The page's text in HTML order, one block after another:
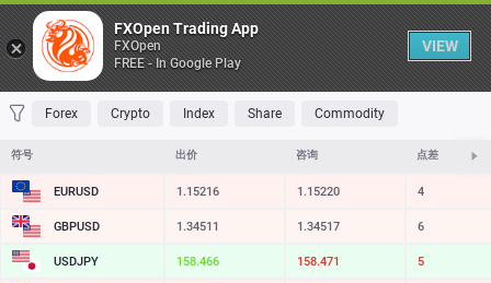
桌子
收藏 夹 交易量最大 最大涨幅 最大跌幅 最易挥发
Forex Crypto Index Share Commodity
符号 出价 咨询 点差
EURUSD 1.15216 1.15220 4
GBPUSD 1.34511 1.34517 6
USDJPY 158.466 158.471 5
FXOpen Trading App
FXOpen
FREE - In Google Play
VIEW